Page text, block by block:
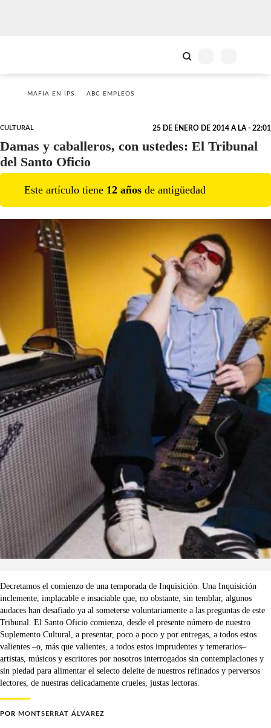
MAFIA EN IPS ABC EMPLEOS
CULTURAL 25 DE ENERO DE 2014 A LA - 22:01
Damas y caballeros, con ustedes: El Tribunal
del Santo Oficio
Este artículo tiene 12 años de antigüedad
Decretamos el comienzo de una temporada de Inquisición. Una Inquisición
inclemente, implacable e insaciable que, no obstante, sin temblar, algunos
audaces han desafiado ya al someterse voluntariamente a las preguntas de este
Tribunal. El Santo Oficio comienza, desde el presente número de nuestro
Suplemento Cultural, a presentar, poco a poco y por entregas, a todos estos
valientes –o, más que valientes, a todos estos imprudentes y temerarios–
artistas, músicos y escritores por nosotros interrogados sin contemplaciones y
sin piedad para alimentar el selecto deleite de nuestros refinados y perversos
lectores, de nuestras delicadamente crueles, justas lectoras.
POR MONTSERRAT ÁLVAREZ